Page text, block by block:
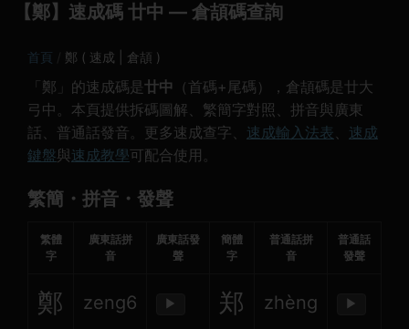
【鄭】速成碼 廿中 — 倉頡碼查詢
首頁 鄭 ( 速成 | 倉頡 )
「鄭」的速成碼是 廿中 （首碼+尾碼），倉頡碼是廿大
弓中。本頁提供拆碼圖解、繁簡字對照、拼音與廣東
話、普通話發音。更多速成查字、 速成輸入法表、 速成
鍵盤與速成教學可配合使用。
繁簡・拼音・發聲
繁體
字
廣東話拼
音
廣東話發
聲
簡體
字
普通話拼
音
普通話
發聲
鄭 zeng6 ▶ 郑 zhèng ▶